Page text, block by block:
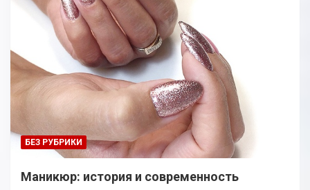
БЕЗ РУБРИКИ
Маникюр: история и современность